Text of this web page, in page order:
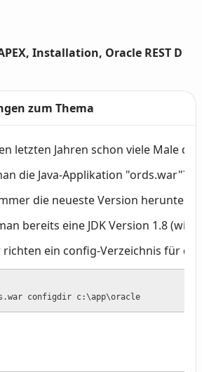
Installation, Oracle REST D
zum Thema
letzten Jahren schon viele Male
die Java-Applikation "ords.war"?
die neueste Version
bereits eine JDK Version 1.8
ein config-Verzeichnis für
configdir c:\app\oracle